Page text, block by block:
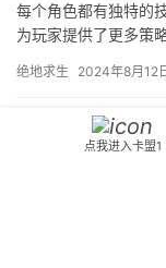
每个角色都有独特的
为玩家提供了更多策
绝地求生 2024年8月12
揭秘《绝地求生
点我进入卡盟1